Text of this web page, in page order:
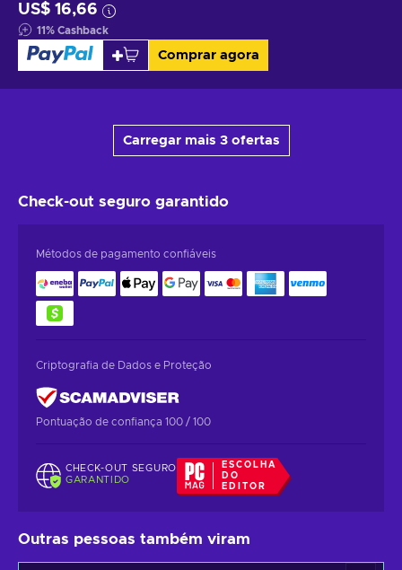
US$ 16,66
11% Cashback
Comprar agora
Carregar mais 3 ofertas
Check-out seguro garantido
Métodos de pagamento confiáveis
Criptografia de Dados e Proteção
Pontuação de confiança 100 / 100
CHECK-OUT SEGURO
GARANTIDO
ESCOLHA
DO
EDITOR
Outras pessoas também viram